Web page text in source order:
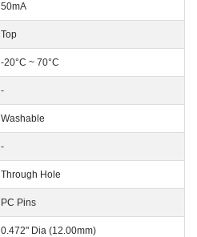
50mA
Top
-20°C ~ 70°C
-
Washable
-
Through Hole
PC Pins
0.472" Dia (12.00mm)